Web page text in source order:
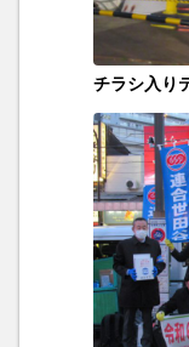
チラシ入り